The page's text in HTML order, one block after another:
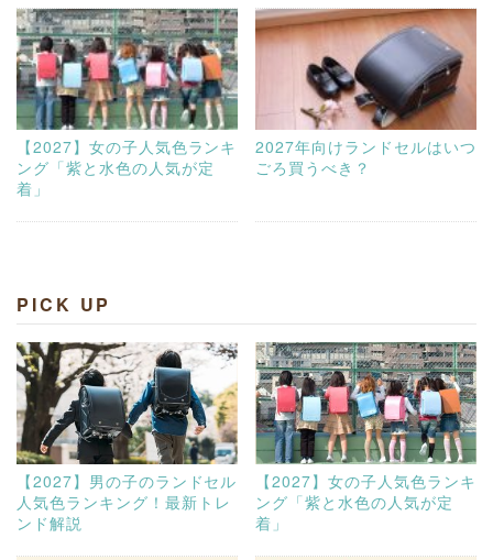
【2027】女の子人気色ランキ
ング「紫と水色の人気が定
着」
2027年向けランドセルはいつ
ごろ買うべき？
PICK UP
【2027】男の子のランドセル
人気色ランキング！最新トレ
ンド解説
【2027】女の子人気色ランキ
ング「紫と水色の人気が定
着」